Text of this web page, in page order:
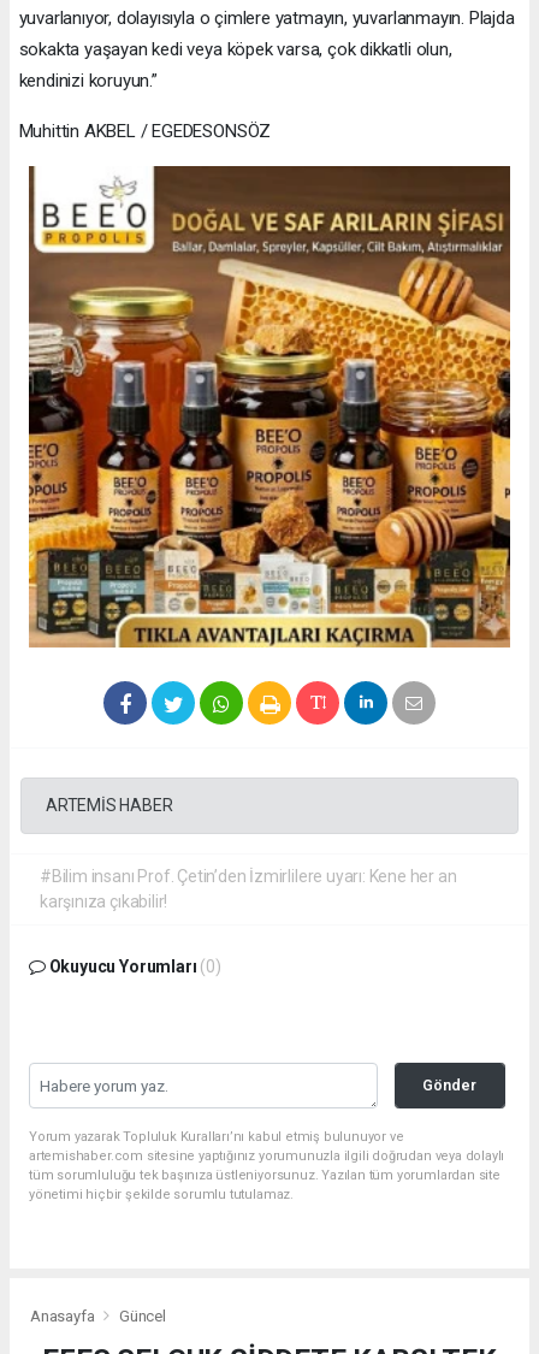
yuvarlanıyor, dolayısıyla o çimlere yatmayın, yuvarlanmayın. Plajda
sokakta yaşayan kedi veya köpek varsa, çok dikkatli olun,
kendinizi koruyun.”
Muhittin AKBEL / EGEDESONSÖZ
ARTEMİS HABER
#Bilim insanı Prof. Çetin’den İzmirlilere uyarı: Kene her an
karşınıza çıkabilir!
Okuyucu Yorumları (0)
Gönder
Yorum yazarak Topluluk Kuralları’nı kabul etmiş bulunuyor ve
artemishaber.com sitesine yaptığınız yorumunuzla ilgili doğrudan veya dolaylı
tüm sorumluluğu tek başınıza üstleniyorsunuz. Yazılan tüm yorumlardan site
yönetimi hiçbir şekilde sorumlu tutulamaz.
Anasayfa Güncel